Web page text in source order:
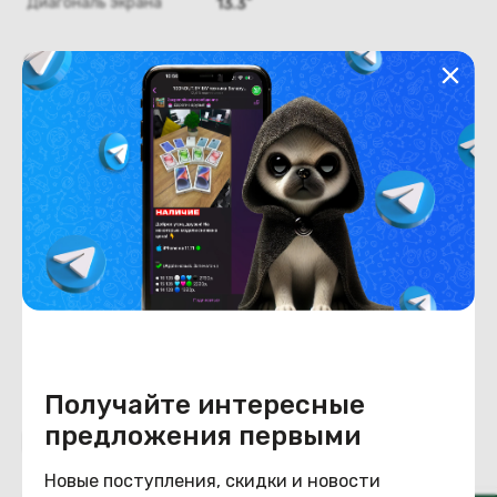
Получайте интересные
предложения первыми
Новые поступления, скидки и новости
13.3"
Оперативная память
Оперативная память 8
Хранение данных
Емкость накопителя 256
Конструкция
Цвет золотистый
Похожие товары